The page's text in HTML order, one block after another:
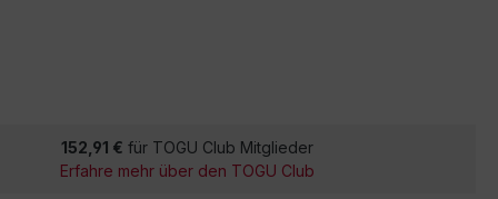
152,91 € für TOGU Club Mitglieder
Erfahre mehr über den TOGU Club